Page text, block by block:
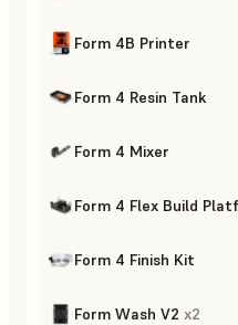
Form 4B Printer
Form 4 Resin Tank
Form 4 Mixer
Form 4 Flex Build
Form 4 Finish Kit
Form Wash V2 x2